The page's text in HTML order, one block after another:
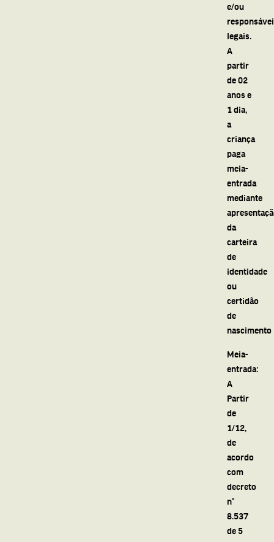
e/ou
legais.
A
partir
de 02
anos e
1 dia,
a
criança
paga
meia-
entrada
mediante
da
carteira
de
identidade
ou
certidão
de
nascimento
Meia-
entrada:
A
Partir
de
1/12,
de
acordo
com
decreto
n°
8.537
de 5